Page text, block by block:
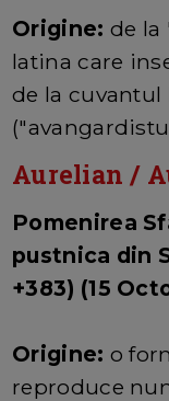
Origine: de la
latina care
de la
Aurelian /
Pomenirea
pustnica din
+383) (15
Origine: o
reproduce